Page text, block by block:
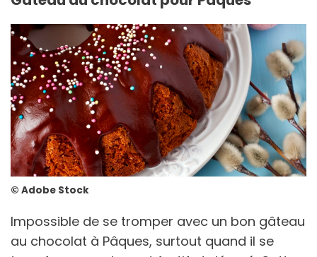
© Adobe Stock
Impossible de se tromper avec un bon gâteau
au chocolat à Pâques, surtout quand il se